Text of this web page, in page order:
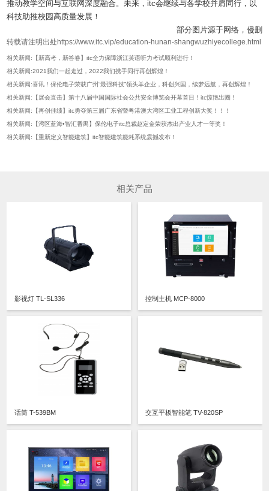
推动教学空间与互联网深度融合。未来，itc会继续与各学校并肩同行，以
科技助推校园高质量发展！
部分图片源于网络，侵删
转载请注明出处https://www.itc.vip/education-hunan-shangwuzhiyecollege.html
相关新闻:【新高考，新答卷】itc全力保障浙江英语听力考试顺利进行！
相关新闻:2021我们一起走过，2022我们携手同行再创辉煌！
相关新闻:喜讯！保伦电子荣获广州“最强科技”领头羊企业，科创兴国，续梦远航，再创辉煌！
相关新闻:【展会直击】第十八届中国国际社会公共安全博览会开幕首日！itc惊艳出圈！
相关新闻:【再创佳绩】itc勇夺第三届广东省暨粤港澳大湾区工业工程创新大奖！！！
相关新闻:【湾区蓝海•智汇番禺】保伦电子itc总裁赵定金荣获杰出产业人才一等奖！
相关新闻:【重新定义智能建筑】itc智能建筑能耗系统震撼发布！
相关产品
影视灯 TL-SL336 控制主机 MCP-8000
话筒 T-539BM 交互平板智能笔 TV-820SP